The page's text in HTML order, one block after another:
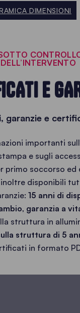
DIMENSIONI
DELL’INTERVENTO
E
garanzie e
importanti
e sugli
primo soccorso ed
disponibili
15 anni di
, garanzia a
struttura in
struttura di 5
in formato